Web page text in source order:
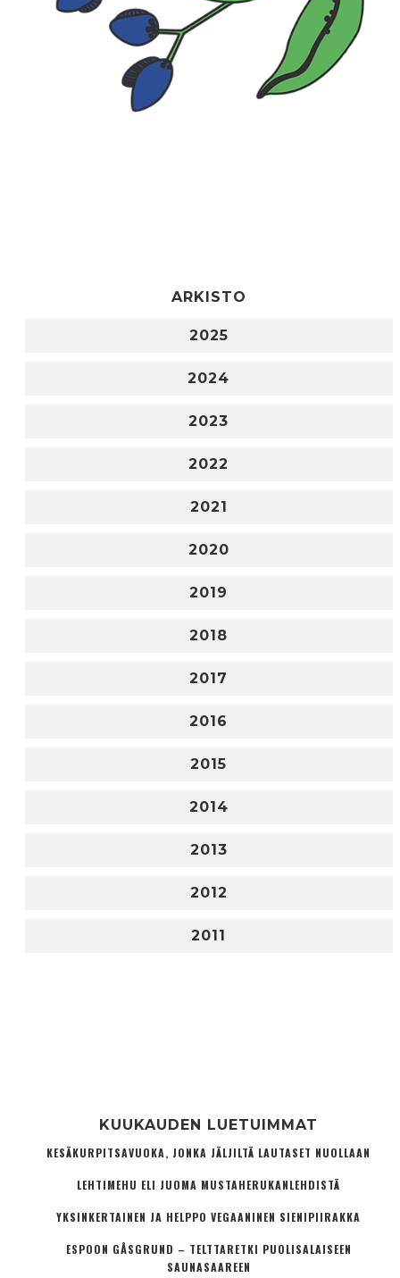
ARKISTO
2025
2024
2023
2022
2021
2020
2019
2018
2017
2016
2015
2014
2013
2012
2011
KUUKAUDEN LUETUIMMAT
KESÄKURPITSAVUOKA, JONKA JÄLJILTÄ LAUTASET NUOLLAAN
LEHTIMEHU ELI JUOMA MUSTAHERUKANLEHDISTÄ
YKSINKERTAINEN JA HELPPO VEGAANINEN SIENIPIIRAKKA
ESPOON GÅSGRUND – TELTTARETKI PUOLISALAISEEN
SAUNASAAREEN